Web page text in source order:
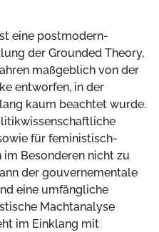
eine postmodern-
der Grounded Theory,
maßgeblich von der
entworfen, in der
kaum beachtet wurde.
für feministisch-
Besonderen nicht zu
der gouvernementale
eine umfängliche
Machtanalyse
im Einklang mit